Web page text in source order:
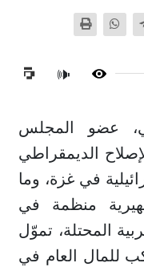
🔊
عضو المجلس
الديمقراطي
في غزة، وما
منظمة في
المحتلة، تموّل
للمال العام في